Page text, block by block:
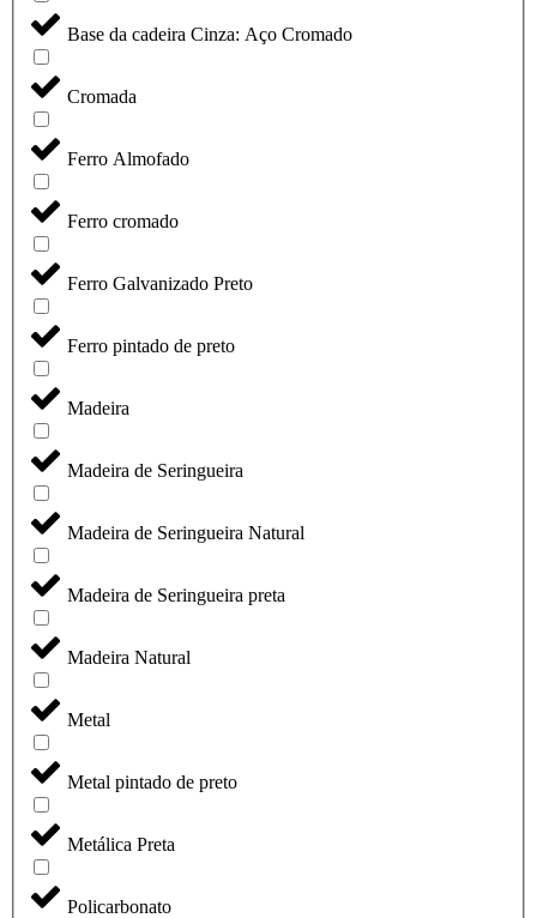
Base da cadeira Cinza: Aço Cromado
Cromada
Ferro Almofado
Ferro cromado
Ferro Galvanizado Preto
Ferro pintado de preto
Madeira
Madeira de Seringueira
Madeira de Seringueira Natural
Madeira de Seringueira preta
Madeira Natural
Metal
Metal pintado de preto
Metálica Preta
Policarbonato